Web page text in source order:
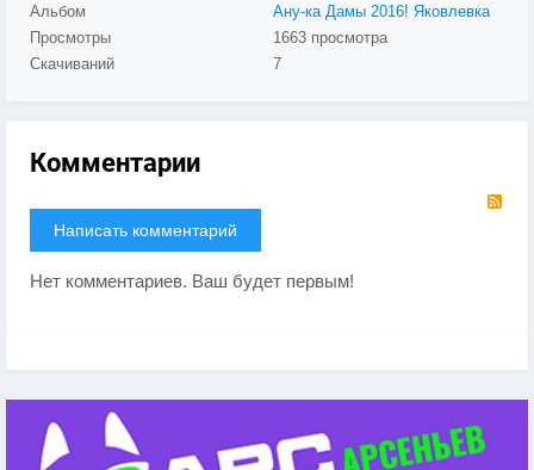
Альбом
Ану-ка Дамы 2016! Яковлевка
Просмотры
1663 просмотра
Скачиваний
7
Комментарии
Написать комментарий
Нет комментариев. Ваш будет первым!